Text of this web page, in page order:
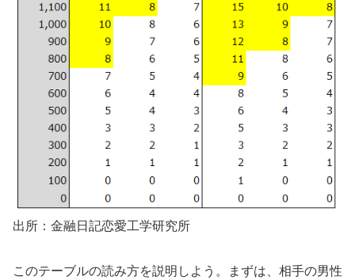
出所：金融日記恋愛工学研究所
このテーブルの読み方を説明しよう。まずは、相手の男性